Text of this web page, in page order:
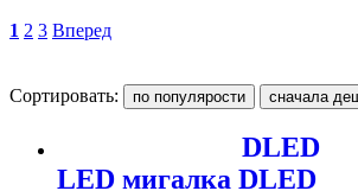
1 2 3 Вперед
Сортировать:
DLED
LED мигалка DLED